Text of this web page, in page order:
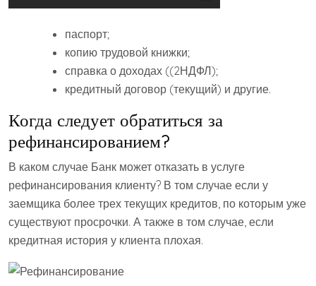
паспорт;
копию трудовой книжки;
справка о доходах ((2НДФЛ);
кредитный договор (текущий) и другие.
Когда следует обратиться за
рефинансированием?
В каком случае Банк может отказать в услуге
рефинансирования клиенту? В том случае если у
заемщика более трех текущих кредитов, по которым уже
существуют просрочки. А также в том случае, если
кредитная история у клиента плохая.